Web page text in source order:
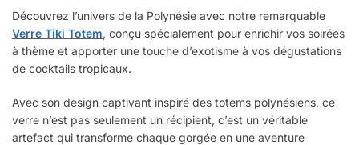
Découvrez l’univers de la Polynésie avec notre remarquable
Verre Tiki Totem, conçu spécialement pour enrichir vos soirées
à thème et apporter une touche d’exotisme à vos dégustations
de cocktails tropicaux.
Avec son design captivant inspiré des totems polynésiens, ce
verre n’est pas seulement un récipient, c’est un véritable
artefact qui transforme chaque gorgée en une aventure